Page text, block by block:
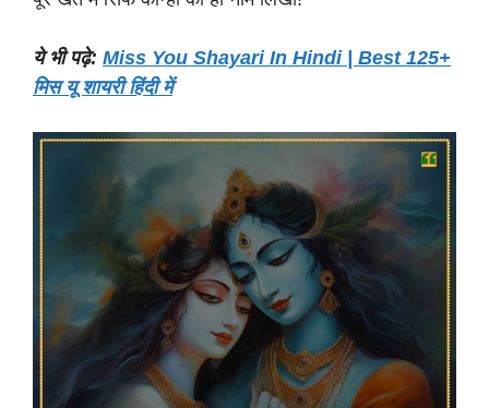
ये भी पढ़े: Miss You Shayari In Hindi | Best 125+
मिस यू शायरी हिंदी में